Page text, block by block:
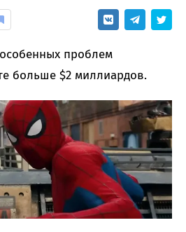
проблем
больше $2 миллиардов.